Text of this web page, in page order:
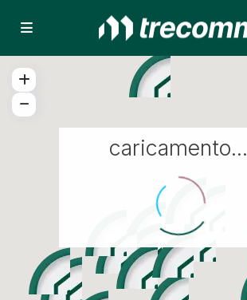
caricamento...